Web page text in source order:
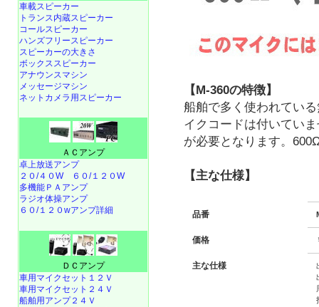
【M-360の特徴】
船舶で多く使われてい
イクコードは付いてい
が必要となります。
【主な仕様】
品番
価格
主な仕様
車載スピーカー
トランス内蔵スピーカー
コールスピーカー
ハンズフリースピーカー
スピーカーの大きさ
ボックススピーカー
アナウンスマシン
メッセージマシン
ネットカメラ用スピーカー
ＡＣアンプ
卓上放送アンプ
２０/４０W
６０/１２０W
多機能ＰＡアンプ
ラジオ体操アンプ
６０/１２０wアンプ詳細
ＤＣアンプ
車用マイクセット１２Ｖ
車用マイクセット２４Ｖ
船舶用アンプ２４Ｖ